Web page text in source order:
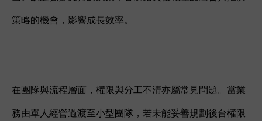
策略的機會，影響成長效率。
在團隊與流程層面，權限與分工不清亦屬常見問題。當業
務由單人經營過渡至小型團隊，若未能妥善規劃後台權限